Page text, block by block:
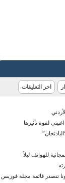
اخر التعليقات
لقوة تأثيرها
للهواتف ليلاً
دولار.. مادونا تتصدر قائمة مجلة فوربس